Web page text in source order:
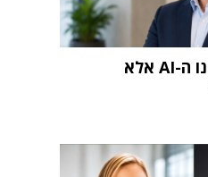
"האתגר הגדול אינו ה-AI אלא